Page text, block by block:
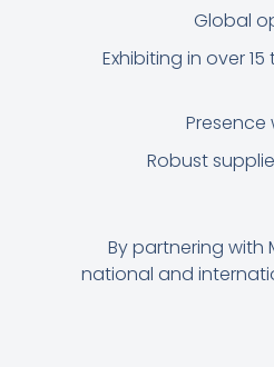
Global
Exhibiting in over
Presence
Robust
By partnering with
national and